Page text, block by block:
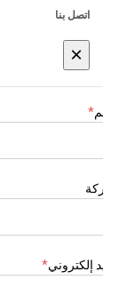
اتصل بنا
×
اسم*
شركة
بريد إلكتروني*